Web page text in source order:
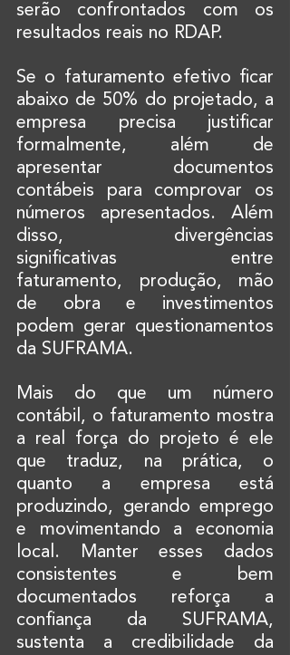
serão confrontados com os
resultados reais no RDAP.
Se o faturamento efetivo ficar
abaixo de 50% do projetado, a
empresa precisa justificar
formalmente, além de
apresentar documentos
contábeis para comprovar os
números apresentados. Além
disso, divergências
significativas entre
faturamento, produção, mão
de obra e investimentos
podem gerar questionamentos
da SUFRAMA.
Mais do que um número
contábil, o faturamento mostra
a real força do projeto é ele
que traduz, na prática, o
quanto a empresa está
produzindo, gerando emprego
e movimentando a economia
local. Manter esses dados
consistentes e bem
documentados reforça a
confiança da SUFRAMA,
sustenta a credibilidade da